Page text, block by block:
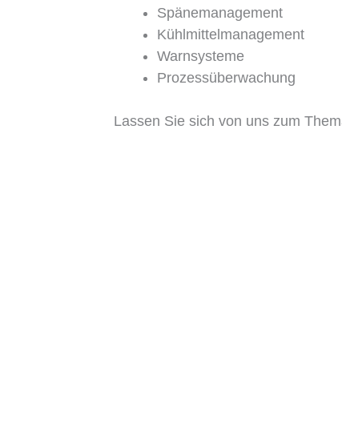
Spänemanagement
Kühlmittelmanagement
Warnsysteme
Prozessüberwachung
Lassen Sie sich von uns zum